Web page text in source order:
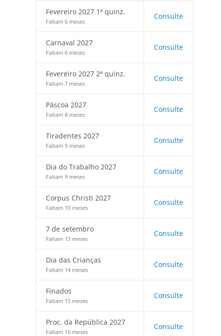
Fevereiro 2027 1ª quinz.
Faltam 6 meses
Consulte
Carnaval 2027
Faltam 6 meses
Consulte
Fevereiro 2027 2ª quinz.
Faltam 7 meses
Consulte
Páscoa 2027
Faltam 8 meses
Consulte
Tiradentes 2027
Faltam 9 meses
Consulte
Dia do Trabalho 2027
Faltam 9 meses
Consulte
Corpus Christi 2027
Faltam 10 meses
Consulte
7 de setembro
Faltam 13 meses
Consulte
Dia das Crianças
Faltam 14 meses
Consulte
Finados
Faltam 15 meses
Consulte
Proc. da República 2027
Faltam 16 meses
Consulte